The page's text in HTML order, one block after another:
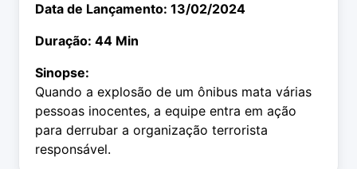
Data de Lançamento: 13/02/2024
Duração: 44 Min
Sinopse:
Quando a explosão de um ônibus mata várias
pessoas inocentes, a equipe entra em ação
para derrubar a organização terrorista
responsável.